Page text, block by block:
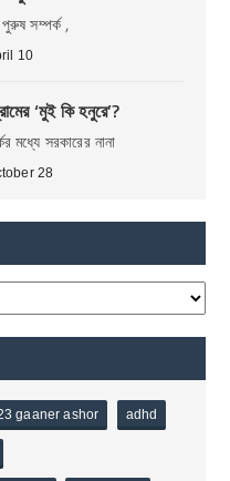
পুরুষ সম্পর্ক ,
10
‘মুই কি হনুরে’?
মধ্যে সরকারের নানা
28
gaaner ashor adhd